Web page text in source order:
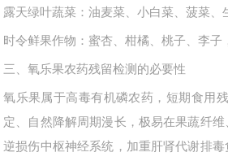
露天绿叶蔬菜：油麦菜、小白菜、菠菜、
时令鲜果作物：蜜杏、柑橘、桃子、李子
三、氧乐果农药残留检测的必要性
氧乐果属于高毒有机磷农药，短期食用
定、自然降解周期漫长，极易在果蔬纤
逆损伤中枢神经系统，加重肝肾代谢排